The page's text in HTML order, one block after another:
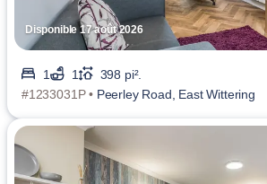
Disponible 17 août 2026
1 1
398 pi².
#1233031P • Peerley Road, East Wittering